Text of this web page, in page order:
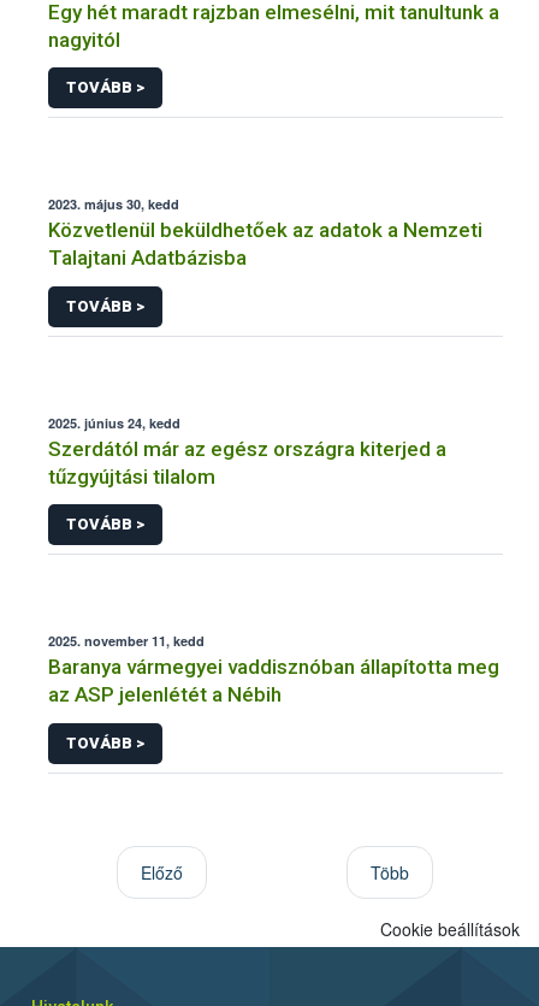
Egy hét maradt rajzban elmesélni, mit tanultunk a
nagyitól
TOVÁBB >
2023. május 30, kedd
Közvetlenül beküldhetőek az adatok a Nemzeti
Talajtani Adatbázisba
TOVÁBB >
2025. június 24, kedd
Szerdától már az egész országra kiterjed a
tűzgyújtási tilalom
TOVÁBB >
2025. november 11, kedd
Baranya vármegyei vaddisznóban állapította meg
az ASP jelenlétét a Nébih
TOVÁBB >
Előző Több
Cookie beállítások